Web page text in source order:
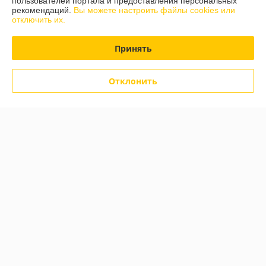
Контакты
рекомендаций. Вы можете настроить файлы cookies или
отключить их.
Принять
Отклонить